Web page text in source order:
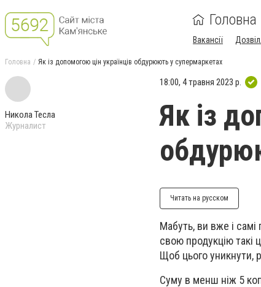
Головна
Вакансії
Головна Як із допомогою цін українців обдурюють у супермаркетах
Никола Тесла
Журналист
18:00, 4 травня 2023 р.
Як із
Читать на русском
Мабуть, ви вже і
свою продукцію такі
Щоб цього уникнути,
Суму в менш ніж 5